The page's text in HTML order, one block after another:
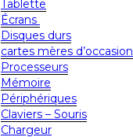
Tablette
Écrans
Disques durs
cartes mères d’occasion
Processeurs
Mémoire
Périphériques
Claviers – Souris
Chargeur